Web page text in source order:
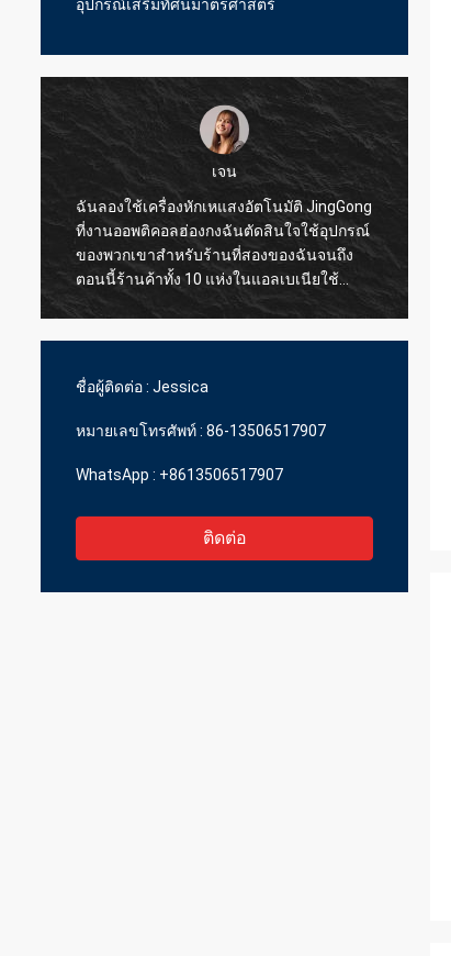
อุปกรณ์เสริมทัศนมาตรศาสตร์
เจน
ฉันลองใช้เครื่องหักเหแสงอัตโนมัติ JingGong
ที่งานออพติคอลฮ่องกงฉันตัดสินใจใช้อุปกรณ์
ของพวกเขาสำหรับร้านที่สองของฉันจนถึง
ตอนนี้ร้านค้าทั้ง 10 แห่งในแอลเบเนียใช้
JingGong Optical เท่านั้นแม้แต่ชิ้นส่วนเล็ก ๆ
ชื่อผู้ติดต่อ : Jessica
หมายเลขโทรศัพท์ : 86-13506517907
WhatsApp : +8613506517907
ติดต่อ